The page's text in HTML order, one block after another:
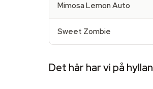
Mimosa Lemon Auto
Sweet Zombie
Det här har vi på hyllan